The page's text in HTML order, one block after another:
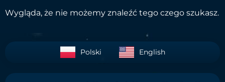
Wygląda, że nie możemy znaleźć tego czego szukasz.
Polski English